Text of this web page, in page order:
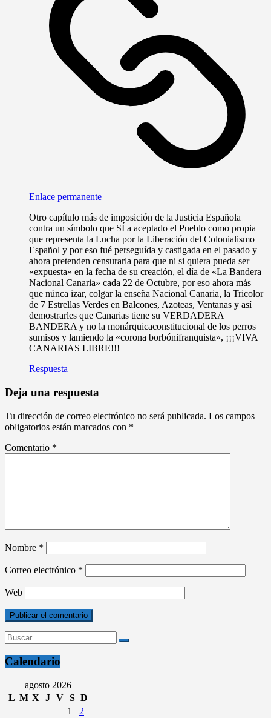
Enlace permanente
Otro capítulo más de imposición de la Justicia Española
contra un símbolo que SÍ a aceptado el Pueblo como propia
que representa la Lucha por la Liberación del Colonialismo
Español y por eso fué perseguída y castigada en el pasado y
ahora pretenden censurarla para que ni si quiera pueda ser
«expuesta» en la fecha de su creación, el día de «La Bandera
Nacional Canaria» cada 22 de Octubre, por eso ahora más
que núnca izar, colgar la enseña Nacional Canaria, la Tricolor
de 7 Estrellas Verdes en Balcones, Azoteas, Ventanas y así
demostrarles que Canarias tiene su VERDADERA
BANDERA y no la monárquicaconstitucional de los perros
sumisos y lamiendo la «corona borbónifranquista», ¡¡¡VIVA
CANARIAS LIBRE!!!
Respuesta
Deja una respuesta
Tu dirección de correo electrónico no será publicada. Los campos
obligatorios están marcados con *
Comentario *
Nombre *
Correo electrónico *
Web
Calendario
agosto 2026
L M X J V S D
1
2